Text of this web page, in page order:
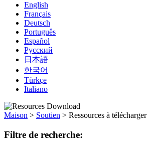
English
Français
Deutsch
Português
Español
Русский
日本語
한국어
Türkçe
Italiano
Maison > Soutien > Ressources à télécharger
Filtre de recherche: